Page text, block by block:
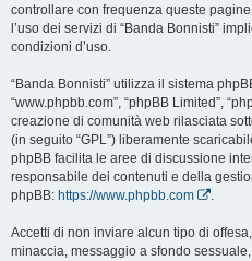
controllare con frequenza queste
l’uso dei servizi di “Banda Bonnisti”
condizioni d’uso.
“Banda Bonnisti” utilizza il sistema
“www.phpbb.com”, “phpBB Limited”,
creazione di comunità web rilasciata
(in seguito “GPL”) liberamente
phpBB facilita le aree di discussione
responsabile dei contenuti e della
phpBB: https://www.phpbb.com .
Accetti di non inviare alcun tipo di
minaccia, messaggio a sfondo